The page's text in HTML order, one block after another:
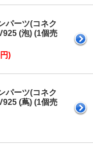
パーツ(コネク
(泡) (1個売
)
パーツ(コネク
(蔦) (1個売